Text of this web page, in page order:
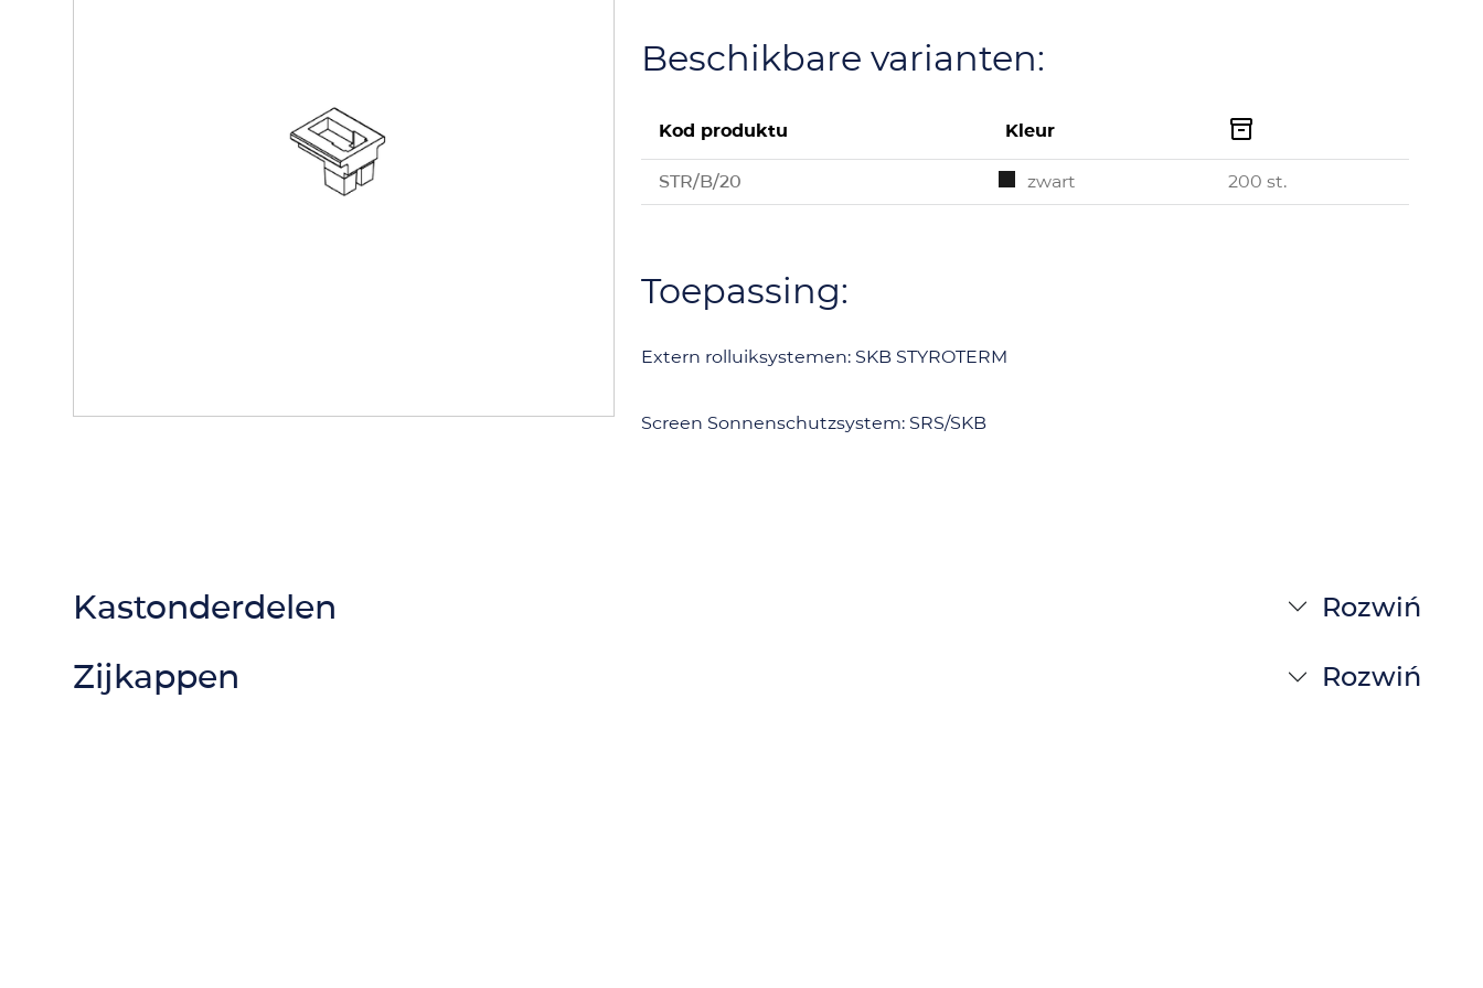
Beschikbare varianten:
Kod produktu Kleur 
STR/B/20 zwart 200 st.
Toepassing:
Extern rolluiksystemen: SKB STYROTERM
Screen Sonnenschutzsystem: SRS/SKB
Kastonderdelen
Zijkappen